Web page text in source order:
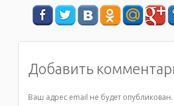
Добавить
Ваш адрес email не будет опубликован.